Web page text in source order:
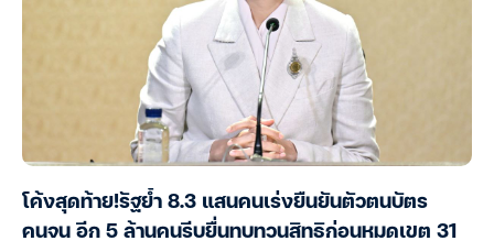
โค้งสุดท้าย!รัฐย้ำ 8.3 แสนคนเร่งยืนยันตัวตนบัตร
คนจน อีก 5 ล้านคนรีบยื่นทบทวนสิทธิก่อนหมดเขต 31